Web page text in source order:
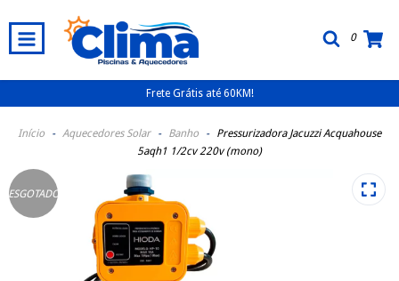
0
Frete Grátis até 60KM!
Início - Aquecedores Solar - Banho -
Pressurizadora Jacuzzi Acquahouse
5aqh1 1/2cv 220v (mono)
ESGOTADO